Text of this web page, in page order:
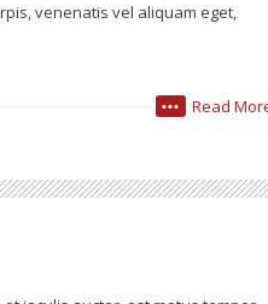
venenatis vel aliquam eget,
Read
•••